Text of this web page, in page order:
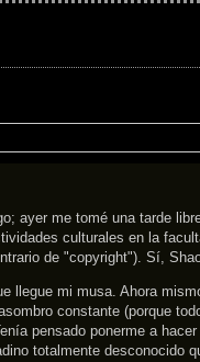
ayer me tomé una tarde
culturales en la
de "copyright"). Sí,
mi musa. Ahora
constante (porque
pensado ponerme a
totalmente desconocido